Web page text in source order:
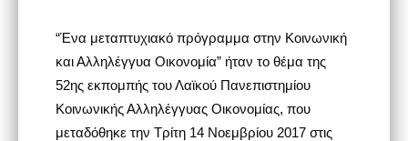
“Ένα μεταπτυχιακό πρόγραμμα στην Κοινωνική
και Αλληλέγγυα Οικονομία” ήταν το θέμα της
52ης εκπομπής του Λαϊκού Πανεπιστημίου
Κοινωνικής Αλληλέγγυας Οικονομίας, που
μεταδόθηκε την Τρίτη 14 Νοεμβρίου 2017 στις